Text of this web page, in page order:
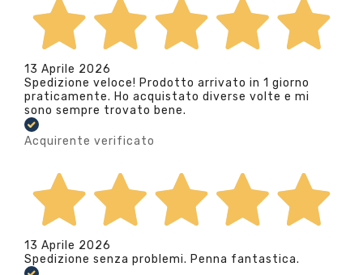
13 Aprile 2026
Spedizione veloce! Prodotto arrivato in 1 giorno
praticamente. Ho acquistato diverse volte e mi
sono sempre trovato bene.
Acquirente verificato
13 Aprile 2026
Spedizione senza problemi. Penna fantastica.